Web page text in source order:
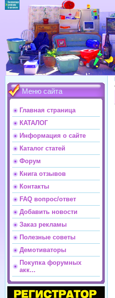
Меню сайта
Главная страница
КАТАЛОГ
Информация о сайте
Каталог статей
Форум
Книга отзывов
Контакты
FAQ вопрос/ответ
Добавить новости
Заказ рекламы
Полезные советы
Демотиваторы
Покупка форумных
акк...